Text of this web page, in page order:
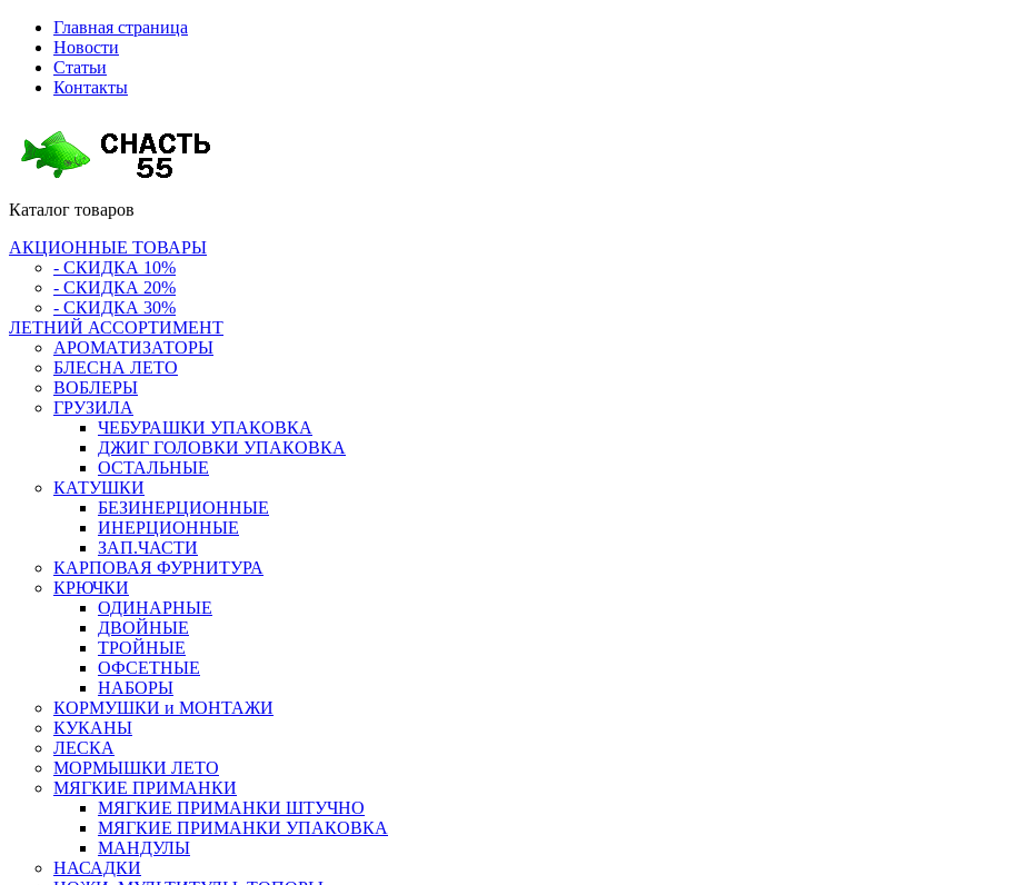
Главная страница
Новости
Статьи
Контакты
Каталог товаров
АКЦИОННЫЕ ТОВАРЫ
- СКИДКА 10%
- СКИДКА 20%
- СКИДКА 30%
ЛЕТНИЙ АССОРТИМЕНТ
АРОМАТИЗАТОРЫ
БЛЕСНА ЛЕТО
ВОБЛЕРЫ
ГРУЗИЛА
ЧЕБУРАШКИ УПАКОВКА
ДЖИГ ГОЛОВКИ УПАКОВКА
ОСТАЛЬНЫЕ
КАТУШКИ
БЕЗИНЕРЦИОННЫЕ
ИНЕРЦИОННЫЕ
ЗАП.ЧАСТИ
КАРПОВАЯ ФУРНИТУРА
КРЮЧКИ
ОДИНАРНЫЕ
ДВОЙНЫЕ
ТРОЙНЫЕ
ОФСЕТНЫЕ
НАБОРЫ
КОРМУШКИ и МОНТАЖИ
КУКАНЫ
ЛЕСКА
МОРМЫШКИ ЛЕТО
МЯГКИЕ ПРИМАНКИ
МЯГКИЕ ПРИМАНКИ ШТУЧНО
МЯГКИЕ ПРИМАНКИ УПАКОВКА
МАНДУЛЫ
НАСАДКИ